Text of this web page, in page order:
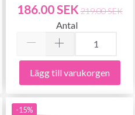
186.00 SEK 219.00 SEK
Antal
Lägg till varukorgen
-15%